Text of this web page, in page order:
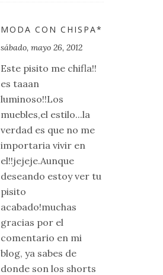
MODA CON CHISPA*
sábado, mayo 26, 2012
Este pisito me chifla!!
es taaan
luminoso!!Los
muebles,el estilo...la
verdad es que no me
importaria vivir en
el!!jejeje.Aunque
deseando estoy ver tu
pisito
acabado!muchas
gracias por el
comentario en mi
blog, ya sabes de
donde son los shorts